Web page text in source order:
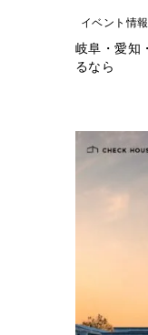
イベント情
岐阜・愛知
るなら